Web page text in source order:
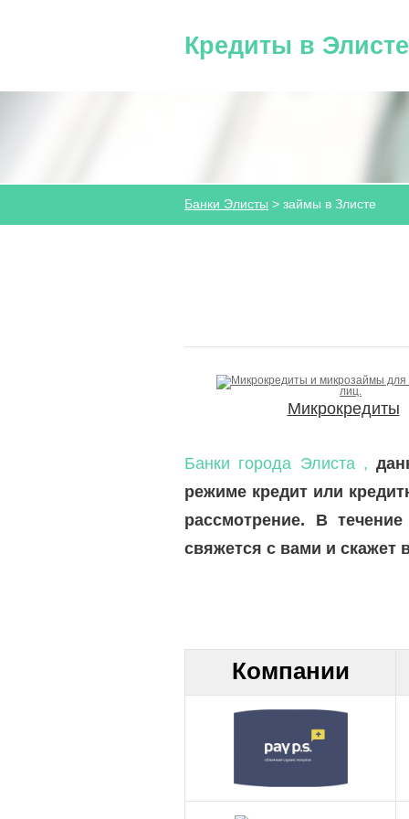
Кредиты в Элисте
Банки Элисты > займы в Злисте
Микрокредиты
Банки города Элиста ,
режиме кредит или
рассмотрение. В
свяжется с вами и скажет
Компании